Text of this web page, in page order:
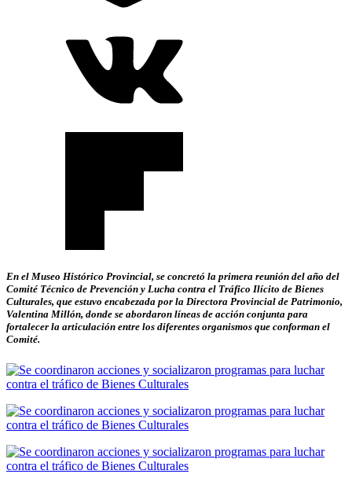
En el Museo Histórico Provincial, se concretó la primera reunión del año del
Comité Técnico de Prevención y Lucha contra el Tráfico Ilícito de Bienes
Culturales, que estuvo encabezada por la Directora Provincial de Patrimonio,
Valentina Millón, donde se abordaron líneas de acción conjunta para
fortalecer la articulación entre los diferentes organismos que conforman el
Comité.